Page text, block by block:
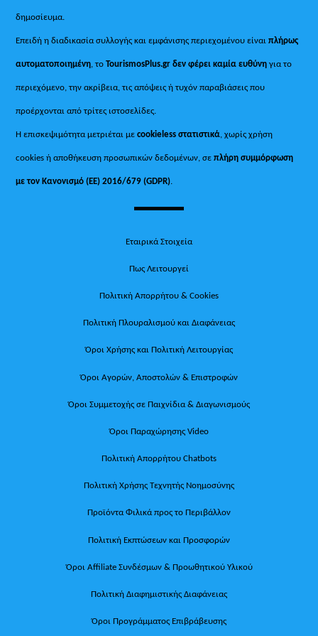
δημοσίευμα.
Επειδή η διαδικασία συλλογής και εμφάνισης περιεχομένου είναιπλήρως
αυτοματοποιημένη, τοTourismosPlus.gr δεν φέρει καμία ευθύνη για το
περιεχόμενο, την ακρίβεια, τις απόψεις ή τυχόν παραβιάσεις που
προέρχονται από τρίτες ιστοσελίδες.
Η επισκεψιμότητα μετριέται μεcookieless στατιστικά, χωρίς χρήση
cookies ή αποθήκευση προσωπικών δεδομένων, σεπλήρη συμμόρφωση
με τον Κανονισμό (ΕΕ) 2016/679 (GDPR).
Εταιρικά Στοιχεία
Πως Λειτουργεί
Πολιτική Απορρήτου & Cookies
Πολιτική Πλουραλισμού και Διαφάνειας
Όροι Χρήσης και Πολιτική Λειτουργίας
Όροι Αγορών, Αποστολών & Επιστροφών
Όροι Συμμετοχής σε Παιχνίδια & Διαγωνισμούς
Όροι Παραχώρησης Video
Πολιτική Απορρήτου Chatbots
Πολιτική Χρήσης Τεχνητής Νοημοσύνης
Προϊόντα Φιλικά προς το Περιβάλλον
Πολιτική Εκπτώσεων και Προσφορών
Όροι Affiliate Συνδέσμων & Προωθητικού Υλικού
Πολιτική Διαφημιστικής Διαφάνειας
Όροι Προγράμματος Επιβράβευσης